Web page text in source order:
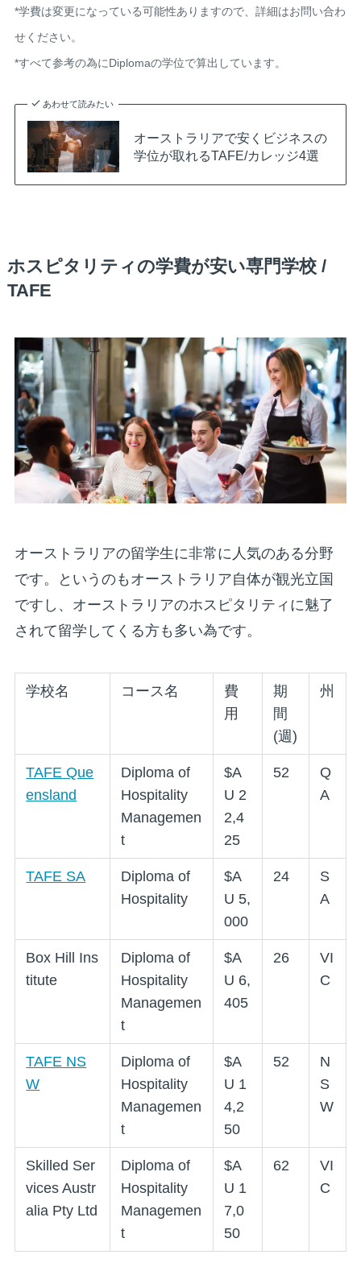
*学費は変更になっている可能性ありますので、詳細はお問い合わ
せください。
*すべて参考の為にDiplomaの学位で算出しています。
あわせて読みたい
オーストラリアで安くビジネスの
学位が取れるTAFE/カレッジ4選
ホスピタリティの学費が安い専門学校 /
TAFE
オーストラリアの留学生に非常に人気のある分野
です。というのもオーストラリア自体が観光立国
ですし、オーストラリアのホスピタリティに魅了
されて留学してくる方も多い為です。
学校名 コース名
費
用
期
間
(週)
州
TAFE Que
ensland
Diploma of
Hospitality
Managemen
t
$A
U 2
2,4
25
52
Q
A
TAFE SA
Diploma of
Hospitality
$A
U 5,
000
24
S
A
Box Hill Ins
titute
Diploma of
Hospitality
Managemen
t
$A
U 6,
405
26
VI
C
TAFE NS
W
Diploma of
Hospitality
Managemen
t
$A
U 1
4,2
50
52
N
S
W
Skilled Ser
vices Austr
alia Pty Ltd
Diploma of
Hospitality
Managemen
t
$A
U 1
7,0
50
62
VI
C